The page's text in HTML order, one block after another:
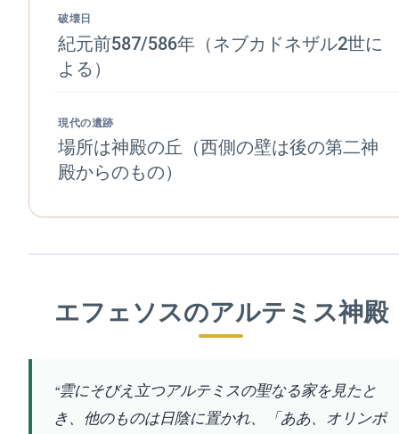
破壊日
紀元前587/586年（ネブカドネザル2世に
よる）
現代の遺跡
場所は神殿の丘（西側の壁は後の第二神
殿からのもの）
エフェソスのアルテミス神殿
“雲にそびえ立つアルテミスの聖なる家を見たと
き、他のものは日陰に置かれ、「ああ、オリンポ